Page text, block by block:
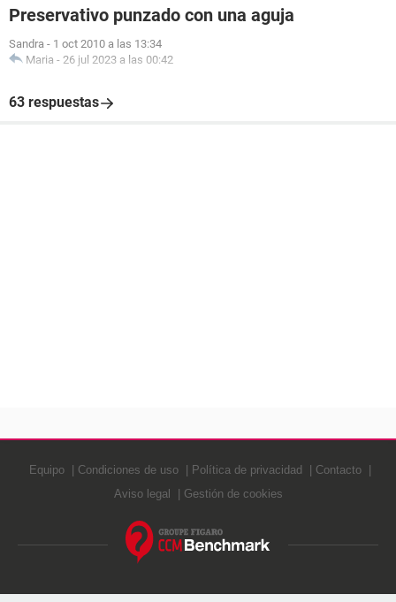
Preservativo punzado con una aguja
Sandra - 1 oct 2010 a las 13:34
Maria - 26 jul 2023 a las 00:42
63 respuestas
Equipo Condiciones de uso Política de privacidad
Contacto
Aviso legal
Gestión de cookies